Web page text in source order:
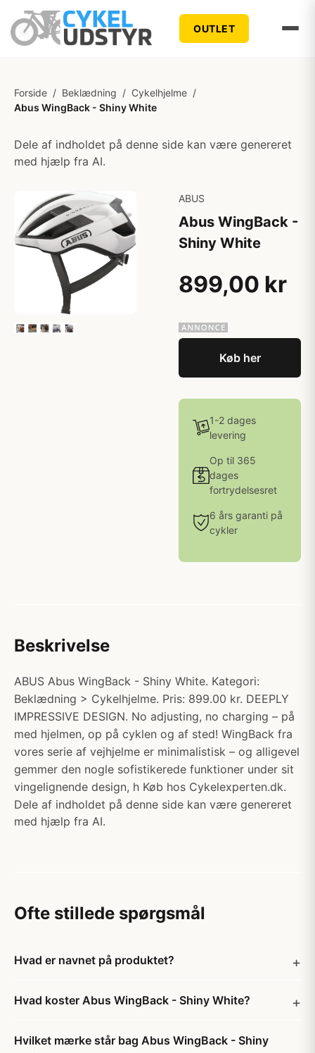
OUTLET
Forside / Beklædning / Cykelhjelme /
Abus WingBack - Shiny White
Dele af indholdet på denne side kan være genereret
med hjælp fra AI.
ABUS
Abus WingBack -
Shiny White
899,00 kr
Køb her
1-2 dages
levering
Op til 365
dages
fortrydelsesret
6 års garanti på
cykler
Beskrivelse
ABUS Abus WingBack - Shiny White. Kategori:
Beklædning > Cykelhjelme. Pris: 899.00 kr. DEEPLY
IMPRESSIVE DESIGN. No adjusting, no charging – på
med hjelmen, op på cyklen og af sted! WingBack fra
vores serie af vejhjelme er minimalistisk – og alligevel
gemmer den nogle sofistikerede funktioner under sit
vingelignende design, h Køb hos Cykelexperten.dk.
Dele af indholdet på denne side kan være genereret
med hjælp fra AI.
Ofte stillede spørgsmål
Hvad er navnet på produktet?
Hvad koster Abus WingBack - Shiny White?
Hvilket mærke står bag Abus WingBack - Shiny